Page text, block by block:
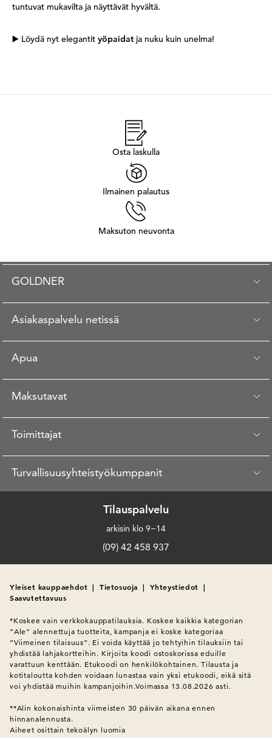
tuntuvat mukavilta ja näyttävät hyvältä.
▶️ Löydä nyt elegantit yöpaidat ja nuku kuin unelma!
Osta laskulla
Ilmainen palautus
Maksuton neuvonta
GOLDNER
Asiakaspalvelu netissä
Apua
Maksutavat
Toimittajat
Turvallisuusyhteistyökumppanit
Tilauspalvelu
arkisin klo 9−14
(09) 42 458 937
Yleiset kauppaehdot | Tietosuoja | Yhteystiedot |
Saavutettavuus
*Koskee vain verkkokauppatilauksia. Koskee kaikkia kategorian
”Ale” alennettuja tuotteita, kampanja ei koske kategoriaa
”Viimeinen tilaisuus”. Ei voida käyttää jo tehtyihin tilauksiin tai
yhdistää lahjakortteihin. Kirjoita koodi ostoskorissa eduille
varattuun kenttään. Etukoodi on henkilökohtainen. Tilausta ja
kotitaloutta kohden voidaan lunastaa vain yksi etukoodi, eikä sitä
voi yhdistää muihin kampanjoihin.Voimassa 13.08.2026 asti.
**Alin kokonaishinta viimeisten 30 päivän aikana ennen
hinnanalennusta.
Aiheet osittain tekoälyn luomia